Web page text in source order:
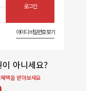
아이디 비밀번호 찾기
아니세요?
택을 받아보세요